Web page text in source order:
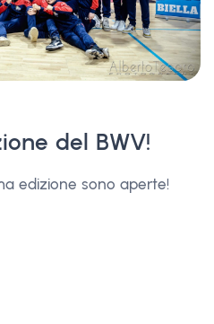
del BWV!
edizione sono aperte!